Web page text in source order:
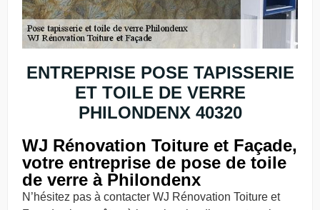
ENTREPRISE POSE TAPISSERIE
ET TOILE DE VERRE
PHILONDENX 40320
WJ Rénovation Toiture et Façade,
votre entreprise de pose de toile
de verre à Philondenx
N’hésitez pas à contacter WJ Rénovation Toiture et